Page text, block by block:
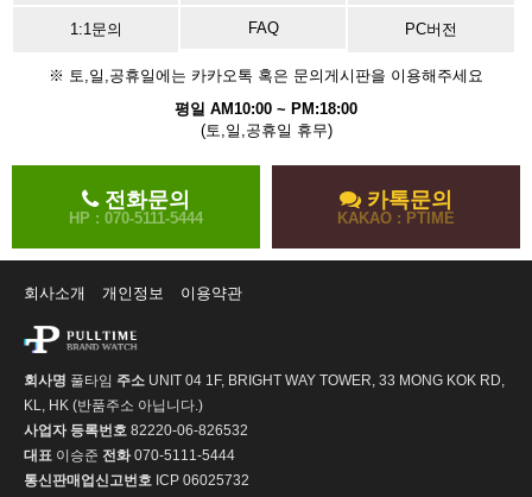
1:1문의 FAQ PC버전
※ 토,일,공휴일에는 카카오톡 혹은 문의게시판을 이용해주세요
평일 AM10:00 ~ PM:18:00
(토,일,공휴일 휴무)
전화문의
HP : 070-5111-5444
카톡문의
KAKAO : PTIME
회사소개 개인정보 이용약관
회사명 풀타임 주소 UNIT 04 1F, BRIGHT WAY TOWER, 33 MONG KOK RD,
KL, HK (반품주소 아닙니다.)
사업자 등록번호 82220-06-826532
대표 이승준 전화070-5111-5444
통신판매업신고번호 ICP 06025732